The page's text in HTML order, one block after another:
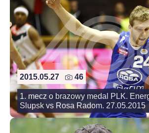
2015.05.27 46
1. mecz o brazowy medal PLK.
Slupsk vs Rosa Radom. 27.05.2015